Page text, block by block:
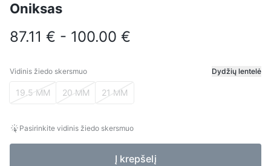
Oniksas
87.11 € - 100.00 €
Vidinis žiedo skersmuo Dydžių lentelė
Vidinis žiedo skersmuo
19.5 MM 20 MM 21 MM
Pasirinkite vidinis žiedo skersmuo
Į krepšelį